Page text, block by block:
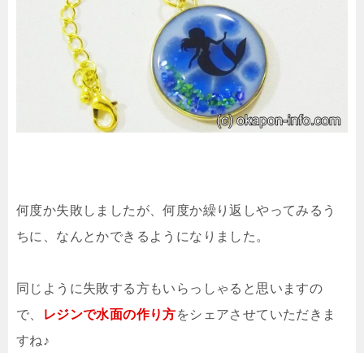
何度か失敗しましたが、何度か繰り返しやってみるう
ちに、なんとかできるようになりました。
同じように失敗する方もいらっしゃると思いますの
で、
レジンで水面の作り方をシェアさせていただきま
すね♪